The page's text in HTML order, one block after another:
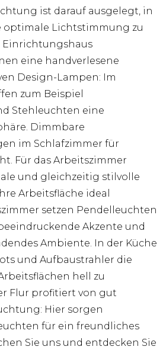
ist darauf ausgelegt, in
optimale Lichtstimmung zu
Einrichtungshaus
eine handverlesene
Design-Lampen: Im
zum Beispiel
Stehleuchten eine
Dimmbare
im Schlafzimmer für
Für das Arbeitszimmer
und gleichzeitig stilvolle
Arbeitsfläche ideal
setzen Pendelleuchten
Akzente und
Ambiente. In der Küche
und Aufbaustrahler die
hell zu
Flur profitiert von gut
Hier sorgen
für ein freundliches
Sie uns und entdecken Sie